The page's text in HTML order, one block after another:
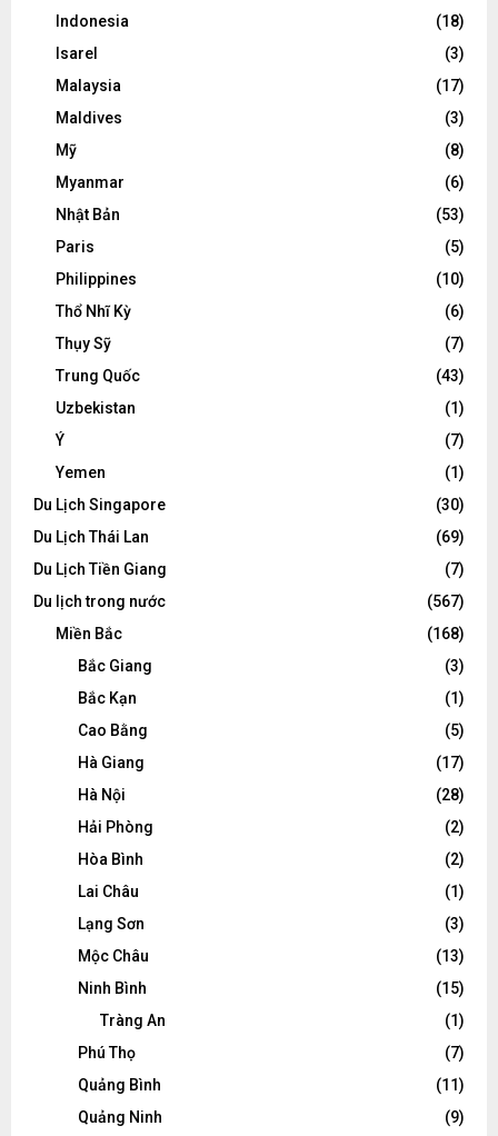
Indonesia
(18)
Isarel
(3)
Malaysia
(17)
Maldives
(3)
Mỹ
(8)
Myanmar
(6)
Nhật Bản
(53)
Paris
(5)
Philippines
(10)
Thổ Nhĩ Kỳ
(6)
Thụy Sỹ
(7)
Trung Quốc
(43)
Uzbekistan
(1)
Ý
(7)
Yemen
(1)
Du Lịch Singapore
(30)
Du Lịch Thái Lan
(69)
Du Lịch Tiền Giang
(7)
Du lịch trong nước
(567)
Miền Bắc
(168)
Bắc Giang
(3)
Bắc Kạn
(1)
Cao Bằng
(5)
Hà Giang
(17)
Hà Nội
(28)
Hải Phòng
(2)
Hòa Bình
(2)
Lai Châu
(1)
Lạng Sơn
(3)
Mộc Châu
(13)
Ninh Bình
(15)
Tràng An
(1)
Phú Thọ
(7)
Quảng Bình
(11)
Quảng Ninh
(9)